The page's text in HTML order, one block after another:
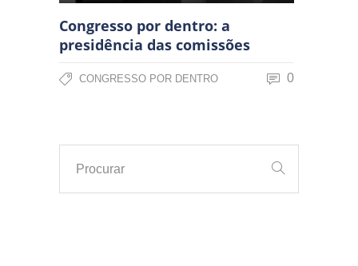
Congresso por dentro: a
presidência das comissões
CONGRESSO POR DENTRO 0